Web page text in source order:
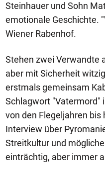
Steinhauer und Sohn
emotionale Geschichte.
Wiener Rabenhof.
Stehen zwei Verwandte
aber mit Sicherheit
erstmals gemeinsam
Schlagwort "Vatermord"
von den Flegeljahren bis
Interview über
Streitkultur und
einträchtig, aber immer